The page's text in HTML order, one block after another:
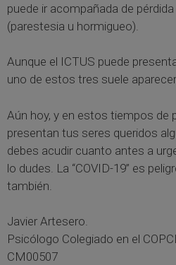
puede ir acompañada de
(parestesia u hormigueo).
Aunque el ICTUS puede
uno de estos tres suele
Aún hoy, y en estos tiempos de
presentan tus seres queridos
debes acudir cuanto antes a
lo dudes. La “COVID-19” es
también.
Javier Artesero.
Psicólogo Colegiado en el
CM00507